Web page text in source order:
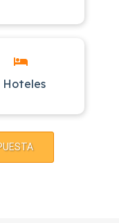
Hoteles